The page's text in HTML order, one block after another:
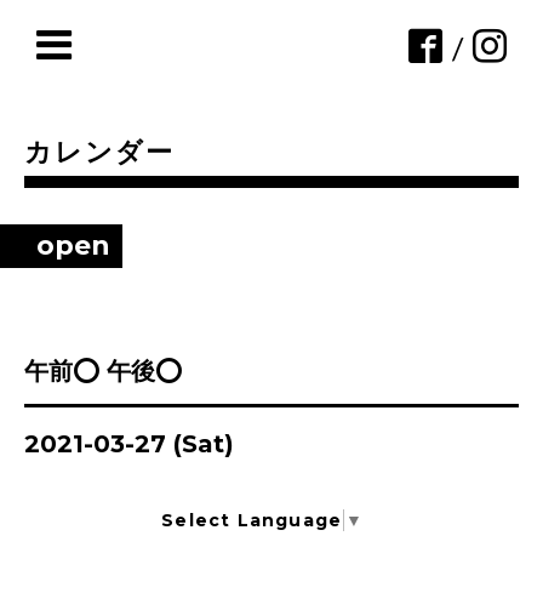
/
カレンダー
open
午前⭕ 午後⭕
2021-03-27 (Sat)
Select Language ▼